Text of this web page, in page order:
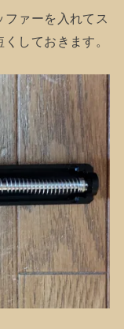
ァーを入れてス
しておきます。